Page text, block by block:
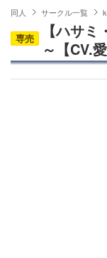
同人 サークル一覧
専売
【ハサ
～【CV.愛